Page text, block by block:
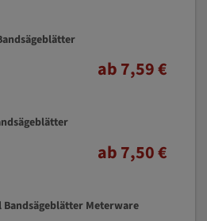
ab 7,59 €
ab 7,50 €
Bandsägeblätter Meterware